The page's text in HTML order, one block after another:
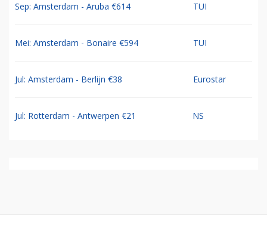
Sep: Amsterdam - Aruba €614 TUI
Mei: Amsterdam - Bonaire €594 TUI
Jul: Amsterdam - Berlijn €38 Eurostar
Jul: Rotterdam - Antwerpen €21 NS